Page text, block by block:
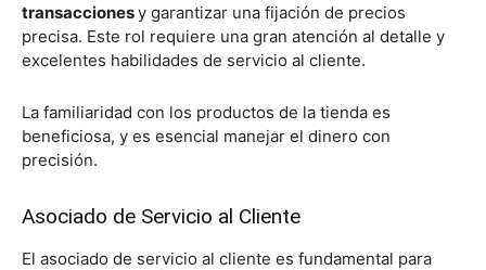
transaccionesy garantizar una fijación de precios
precisa. Este rol requiere una gran atención al detalle y
excelentes habilidades de servicio al cliente.
La familiaridad con los productos de la tienda es
beneficiosa, y es esencial manejar el dinero con
precisión.
Asociado de Servicio al Cliente
El asociado de servicio al cliente es fundamental para